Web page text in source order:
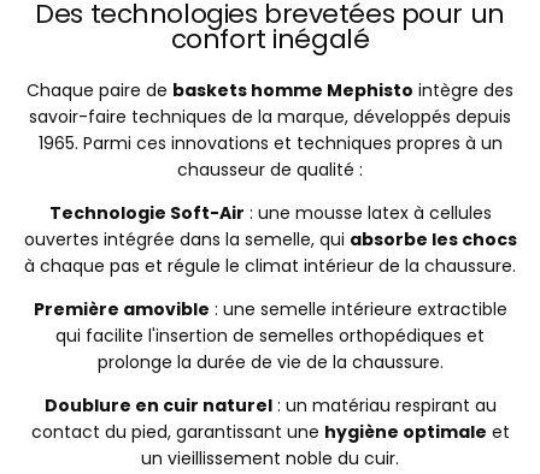
Des technologies brevetées pour un
confort inégalé
Chaque paire de baskets homme Mephisto intègre des
savoir-faire techniques de la marque, développés depuis
1965. Parmi ces innovations et techniques propres à un
chausseur de qualité :
Technologie Soft-Air : une mousse latex à cellules
ouvertes intégrée dans la semelle, qui absorbe les chocs
à chaque pas et régule le climat intérieur de la chaussure.
Première amovible : une semelle intérieure extractible
qui facilite l'insertion de semelles orthopédiques et
prolonge la durée de vie de la chaussure.
Doublure en cuir naturel: un matériau respirant au
contact du pied, garantissant une hygiène optimale et
un vieillissement noble du cuir.